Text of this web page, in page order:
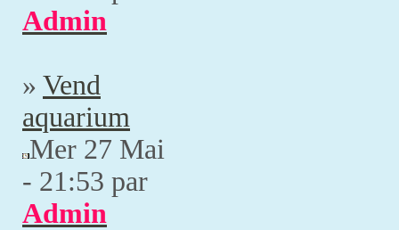
Admin
» Vend
aquarium
Mer 27 Mai
- 21:53 par
Admin